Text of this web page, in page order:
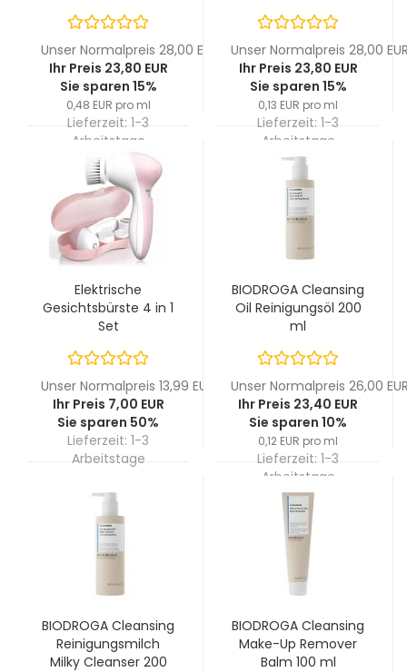
Unser Normalpreis 28,00 EUR
Ihr Preis 23,80 EUR
Sie sparen 15%
0,48 EUR pro ml
Lieferzeit: 1-3
Arbeitstage
Unser Normalpreis 28,00
Ihr Preis 23,80 EUR
Sie sparen 15%
0,13 EUR pro ml
Lieferzeit: 1-3
Arbeitstage
Elektrische
Gesichtsbürste 4 in 1
Set
Unser Normalpreis 13,99 EUR
Ihr Preis 7,00 EUR
Sie sparen 50%
Lieferzeit: 1-3
Arbeitstage
BIODROGA Cleansing
Oil Reinigungsöl 200
ml
Unser Normalpreis 26,00
Ihr Preis 23,40 EUR
Sie sparen 10%
0,12 EUR pro ml
Lieferzeit: 1-3
Arbeitstage
BIODROGA Cleansing
Reinigungsmilch
Milky Cleanser 200
BIODROGA Cleansing
Make-Up Remover
Balm 100 ml